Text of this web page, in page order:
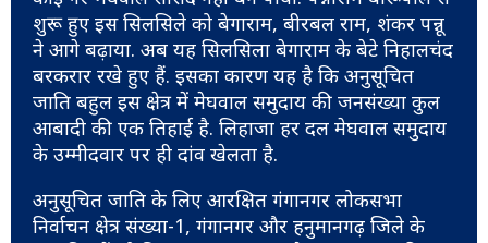
शुरू हुए इस सिलसिले को बेगाराम, बीरबल राम, शंकर पन्नू
ने आगे बढ़ाया. अब यह सिलसिला बेगाराम के बेटे निहालचंद
बरकरार रखे हुए हैं. इसका कारण यह है कि अनुसूचित
जाति बहुल इस क्षेत्र में मेघवाल समुदाय की जनसंख्या कुल
आबादी की एक तिहाई है. लिहाजा हर दल मेघवाल समुदाय
के उम्मीदवार पर ही दांव खेलता है.
अनुसूचित जाति के लिए आरक्षित गंगानगर लोकसभा
निर्वाचन क्षेत्र संख्या-1, गंगानगर और हनुमानगढ़ जिले के